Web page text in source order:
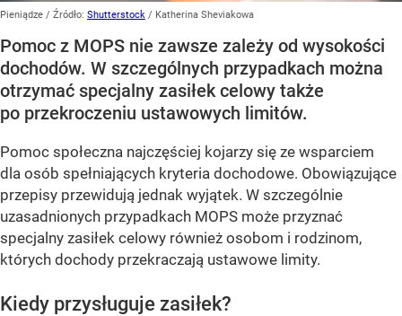
Pieniądze / Źródło: Shutterstock / Katherina Sheviakowa
Pomoc z MOPS nie zawsze zależy od wysokości
dochodów. W szczególnych przypadkach można
otrzymać specjalny zasiłek celowy także
po przekroczeniu ustawowych limitów.
Pomoc społeczna najczęściej kojarzy się ze wsparciem
dla osób spełniających kryteria dochodowe. Obowiązujące
przepisy przewidują jednak wyjątek. W szczególnie
uzasadnionych przypadkach MOPS może przyznać
specjalny zasiłek celowy również osobom i rodzinom,
których dochody przekraczają ustawowe limity.
Kiedy przysługuje zasiłek?